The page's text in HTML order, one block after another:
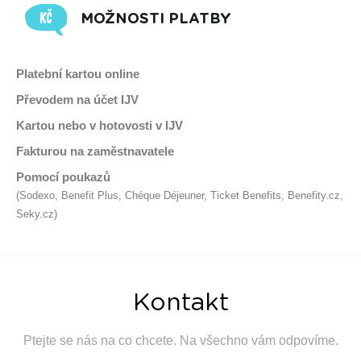
MOŽNOSTI PLATBY
Platební kartou online
Převodem na účet IJV
Kartou nebo v hotovosti v IJV
Fakturou na zaměstnavatele
Pomocí poukazů
(Sodexo, Benefit Plus, Chéque Déjeuner, Ticket Benefits, Benefity.cz,
Seky.cz)
Kontakt
Ptejte se nás na co chcete. Na všechno vám odpovíme.